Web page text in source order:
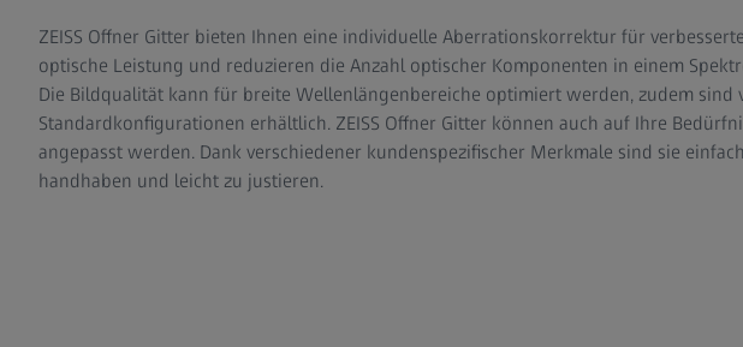
ZEISS Offner Gitter bieten Ihnen eine individuelle Aberrationskorrektur für verbesserte
optische Leistung und reduzieren die Anzahl optischer Komponenten in einem
Die Bildqualität kann für breite Wellenlängenbereiche optimiert werden, zudem sind
Standardkonfigurationen erhältlich. ZEISS Offner Gitter können auch auf Ihre
angepasst werden. Dank verschiedener kundenspezifischer Merkmale sind sie
handhaben und leicht zu justieren.